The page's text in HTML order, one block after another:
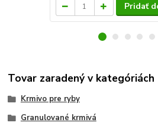
Pridať
Tovar zaradený v kategóriách
Krmivo pre ryby
Granulované krmivá